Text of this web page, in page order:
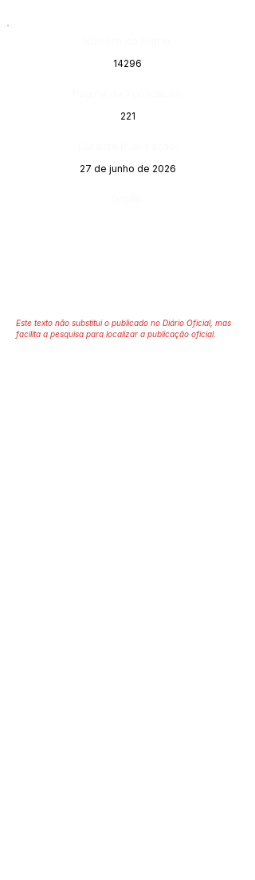
14296
221
27 de junho de 2026
Este texto não substitui o publicado no Diário Oficial, mas
facilita a pesquisa para localizar a publicação oficial.